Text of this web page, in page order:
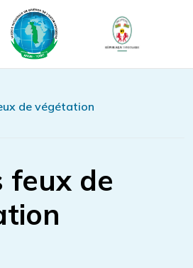
de végétation
feux de